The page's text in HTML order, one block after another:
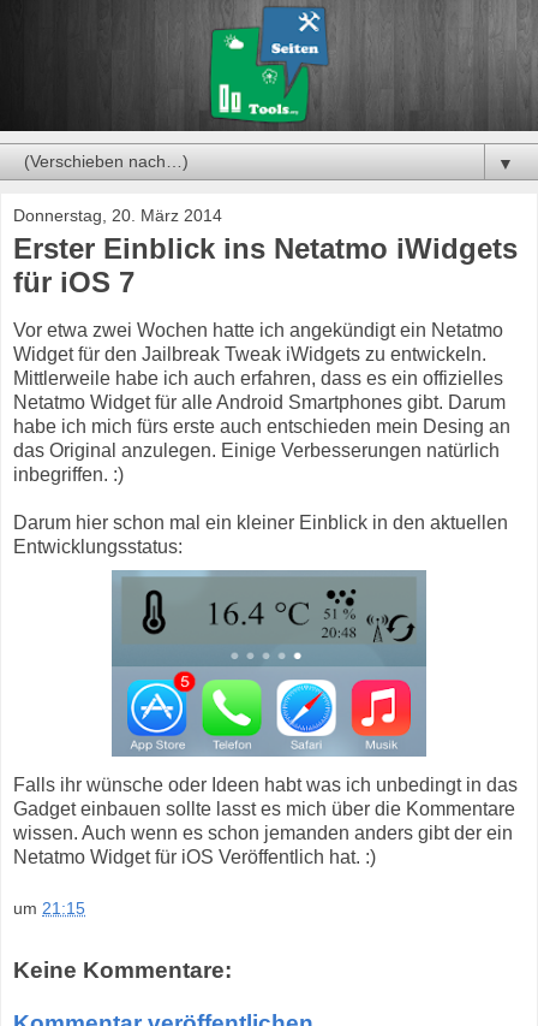
▼
Donnerstag, 20. März 2014
Erster Einblick ins Netatmo iWidgets
für iOS 7
Vor etwa zwei Wochen hatte ich angekündigt ein Netatmo
Widget für den Jailbreak Tweak iWidgets zu entwickeln.
Mittlerweile habe ich auch erfahren, dass es ein offizielles
Netatmo Widget für alle Android Smartphones gibt. Darum
habe ich mich fürs erste auch entschieden mein Desing an
das Original anzulegen. Einige Verbesserungen natürlich
inbegriffen. :)
Darum hier schon mal ein kleiner Einblick in den aktuellen
Entwicklungsstatus:
Falls ihr wünsche oder Ideen habt was ich unbedingt in das
Gadget einbauen sollte lasst es mich über die Kommentare
wissen. Auch wenn es schon jemanden anders gibt der ein
Netatmo Widget für iOS Veröffentlich hat. :)
um 21:15
Keine Kommentare: